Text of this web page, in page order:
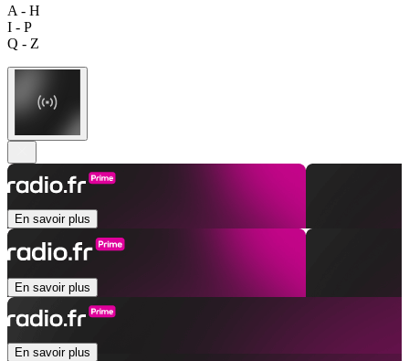
A - H
I - P
Q - Z
En savoir plus
En savoir plus
En savoir plus